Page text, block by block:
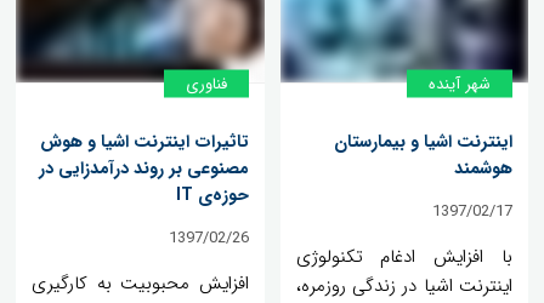
شهر آینده
اینترنت اشیا و بیمارستان‌
هوشمند
1397/02/17
با افزایش ادغام تکنولوژی
اینترنت اشیا در زندگی روزمره،
فناوری
تاثیرات اینترنت اشیا و هوش
مصنوعی بر روند درآمدزایی در
حوزه‌ی IT
1397/02/26
افزایش محبوبیت به کارگیری